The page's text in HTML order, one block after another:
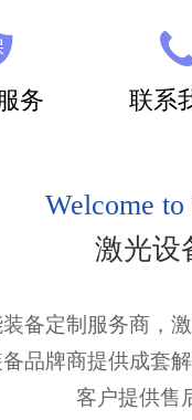
务 联系
Welcome
激光设
备定制服务商，
品牌商提供成套
客户提供售